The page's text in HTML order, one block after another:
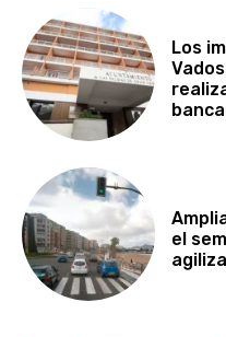
Los
el